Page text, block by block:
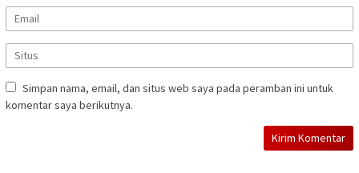
Simpan nama, email, dan situs web saya pada peramban ini untuk
komentar saya berikutnya.